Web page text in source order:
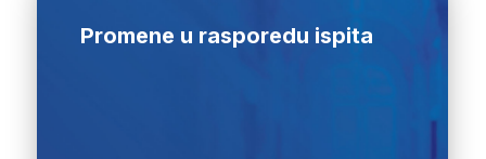
Promene u rasporedu ispita